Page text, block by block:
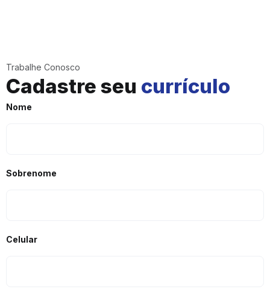
Trabalhe Conosco
Cadastre seu currículo
Nome
Sobrenome
Celular